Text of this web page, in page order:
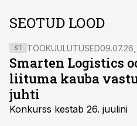
SEOTUD LOOD
ST TÖÖKUULUTUSED09.07.26,
Smarten Logistics
liituma kauba
juhti
Konkurss kestab 26. juulini